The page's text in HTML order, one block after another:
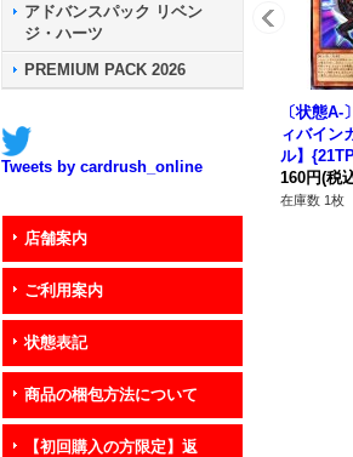
アドバンスパック リベン
ジ・ハーツ
PREMIUM PACK 2026
Tweets by cardrush_online
店舗案内
ご利用案内
状態表記
商品の梱包方法について
【初回購入の方限定】返
〔状態A-
ィバイン
ル】
《モンス
160円(税
在庫数 1枚